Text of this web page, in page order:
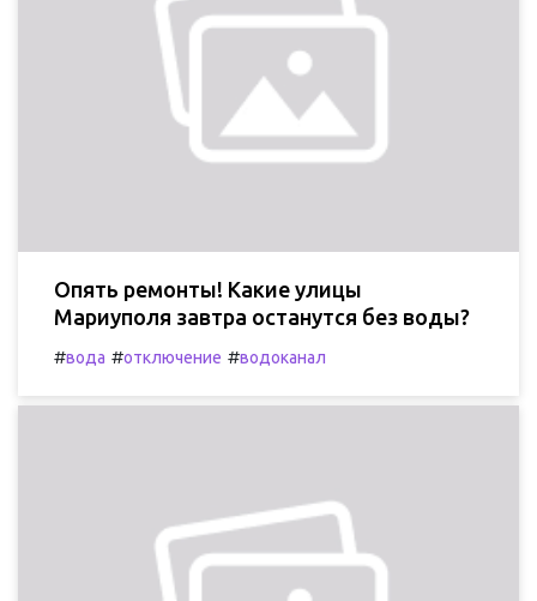
Опять ремонты! Какие улицы
Мариуполя завтра останутся без воды?
#вода #отключение #водоканал